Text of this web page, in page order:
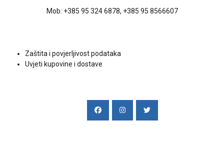
Mob: +385 95 324 6878, +385 95 8566607
Zaštita i povjerljivost podataka
Uvjeti kupovine i dostave